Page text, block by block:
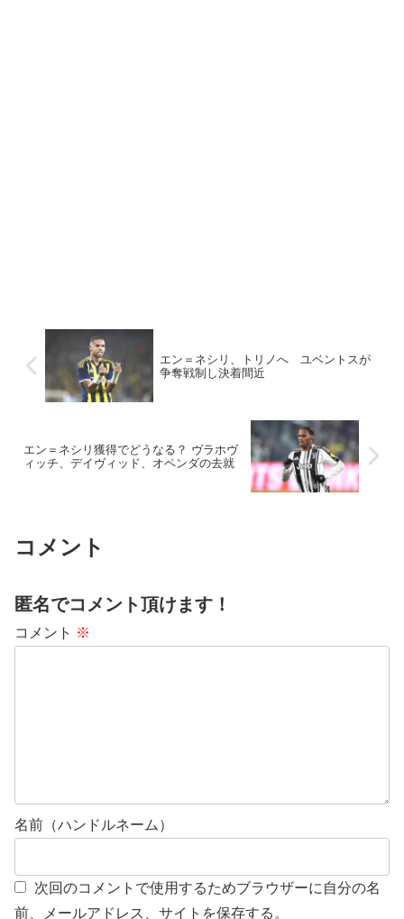
エン＝ネシリ、トリノへ ユベントスが
争奪戦制し決着間近
エン＝ネシリ獲得でどうなる？ ヴラホヴ
ィッチ、デイヴィッド、オペンダの去就
コメント
匿名でコメント頂けます！
コメント ※
名前（ハンドルネーム）
次回のコメントで使用するためブラウザーに自分の名
前、メールアドレス、サイトを保存する。